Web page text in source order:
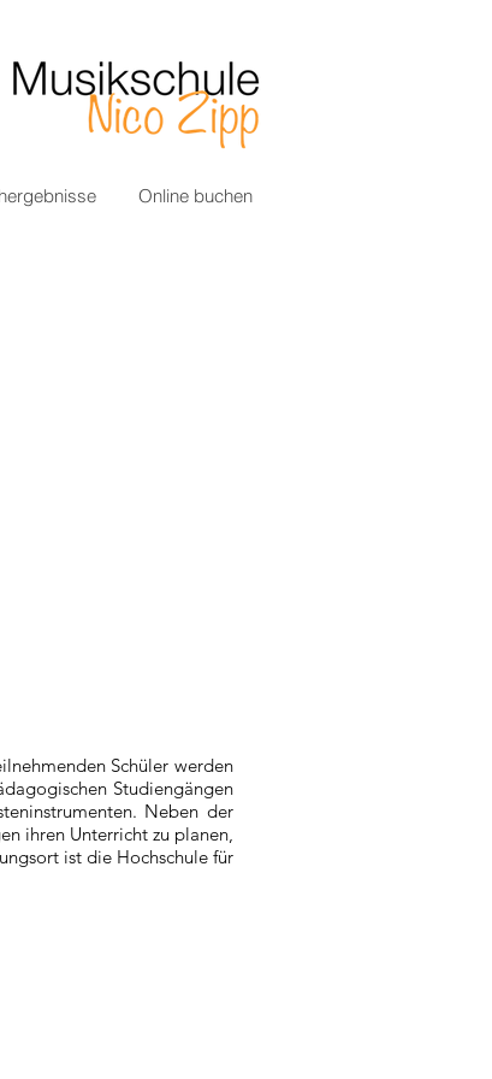
Online buchen
Schüler werden
Studiengängen
Neben der
ihren Unterricht zu planen,
ist die Hochschule für